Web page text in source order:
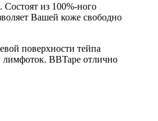
из 100%-ного
Вашей коже свободно
поверхности тейпа
лимфоток. BBTape отлично